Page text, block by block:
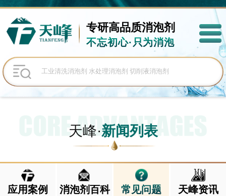
专研高品质消泡剂
不忘初心·只为消泡
天峰·新闻列表
应用案例 消泡剂百科 常见问题 天峰资讯